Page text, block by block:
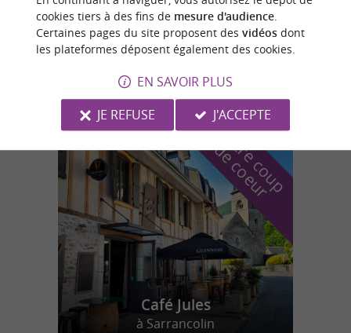
L'ISBA - Boutique
n
o
t
r
e
c
o
u
p
d
e
c
o
e
u
r
Café Jules
à Sarrancolin
cookies tiers à des fins de mesure d'audience.
Certaines pages du site proposent des vidéosdont
les plateformes déposent également des cookies.
EN SAVOIR PLUS
JE REFUSE
J'ACCEPTE